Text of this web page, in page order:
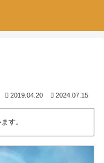
2019.04.20 2024.07.15
す。